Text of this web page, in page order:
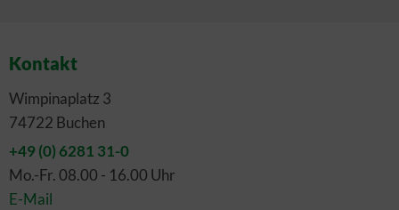
Kontakt
Wimpinaplatz 3
74722 Buchen
+49 (0) 6281 31-0
Mo.-Fr. 08.00 - 16.00 Uhr
E-Mail